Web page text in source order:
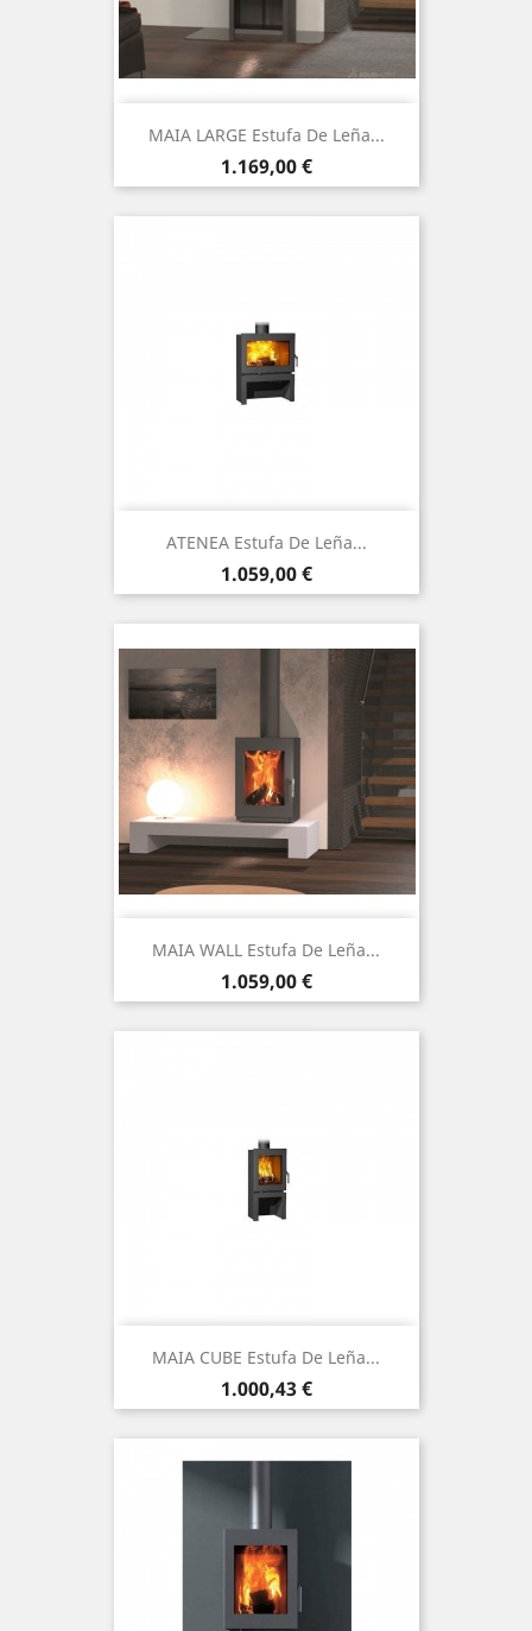
MAIA LARGE Estufa De Leña...
Precio
1.169,00 €
ATENEA Estufa De Leña...
Precio
1.059,00 €
MAIA WALL Estufa De Leña...
Precio
1.059,00 €
MAIA CUBE Estufa De Leña...
Precio
1.000,43 €